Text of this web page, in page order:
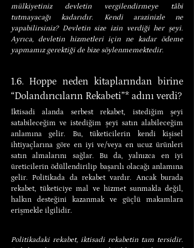
mülkiyetiniz devletin vergilendirmeye tâbi
tutmayacağı kadarıdır. Kendi arazinizle ne
yapabilirsiniz? Devletin size izin verdiği her şeyi.
Ayrıca, devletin hizmetleri için ne kadar ödeme
yapmamız gerektiği de bize söylenmemektedir.
1.6. Hoppe neden kitaplarından birine
“Dolandırıcıların Rekabeti”* adını verdi?
İktisadi alanda serbest rekabet, istediğim şeyi
satabileceğim ve istediğim şeyi satın alabileceğim
anlamına gelir. Bu, tüketicilerin kendi kişisel
ihtiyaçlarına göre en iyi ve/veya en ucuz ürünleri
satın almalarını sağlar. Bu da, yalnızca en iyi
üreticilerin ödüllendirilip başarılı olacağı anlamına
gelir. Politikada da rekabet vardır. Ancak burada
rekabet, tüketiciye mal ve hizmet sunmakla değil,
halkın desteğini kazanmak ve güçlü makamlara
erişmekle ilgilidir.
Politikadaki rekabet, iktisadi rekabetin tam tersidir.